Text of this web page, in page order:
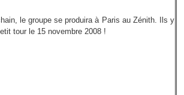
le groupe se produira à Paris au Zénith. Ils y
tour le 15 novembre 2008 !